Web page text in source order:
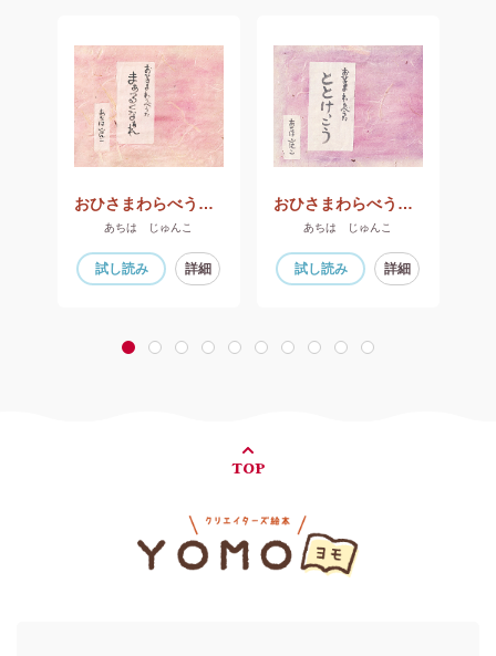
おひさまわらべうた まぁるくなぁれ
あちは じゅんこ
試し読み 詳細
おひさまわらべうた ととけっこう
あちは じゅんこ
試し読み 詳細
1 2 3 4 5 6 7 8 9 10
TOP